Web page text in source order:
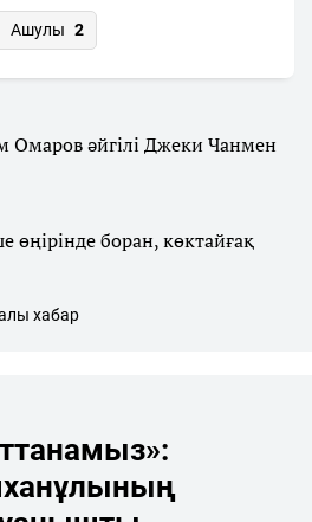
Ашулы 2
Омаров әйгілі Джеки Чанмен
өңірінде боран, көктайғақ
хабар